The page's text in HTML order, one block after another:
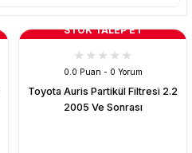
STOK TALEP ET
0.0 Puan - 0 Yorum
Toyota Auris Partikül Filtresi 2.2
2005 Ve Sonrası